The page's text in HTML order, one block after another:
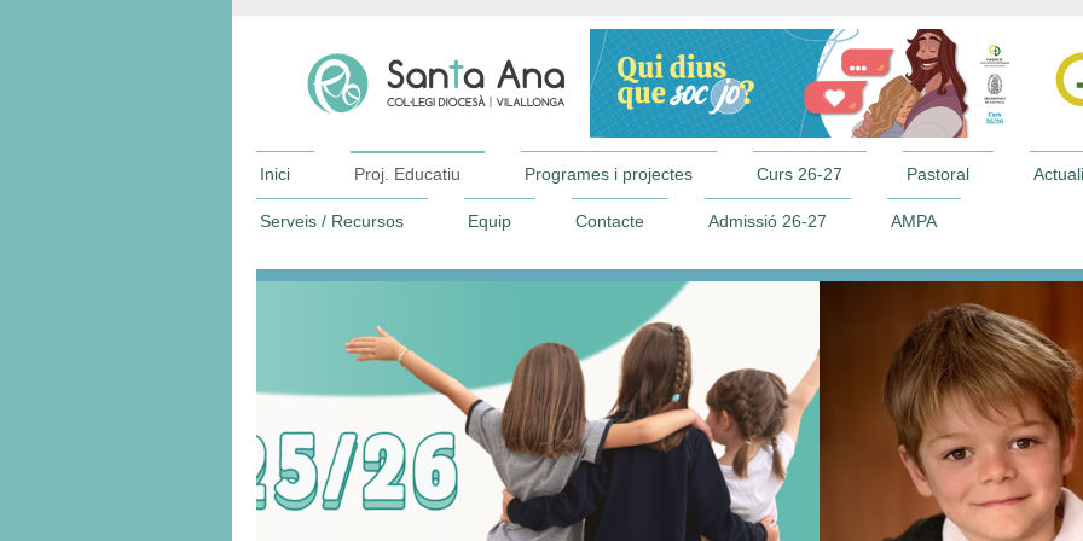
Inici Proj. Educatiu Programes i projectes Curs 26-27 Pastoral
Serveis / Recursos Equip Contacte Admissió 26-27 AMPA